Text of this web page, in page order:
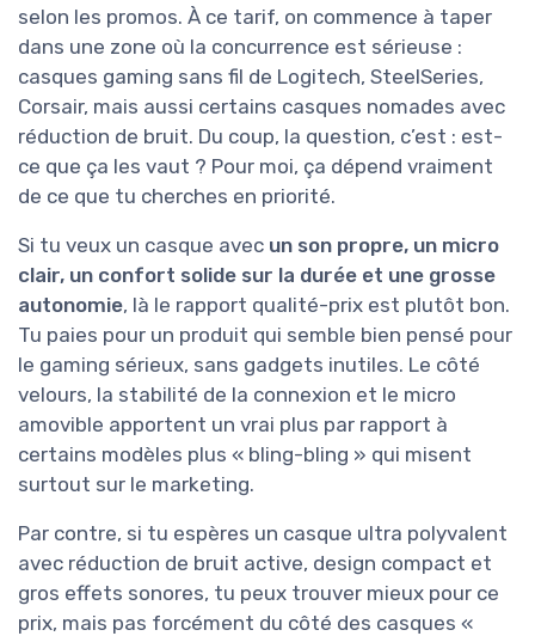
selon les promos. À ce tarif, on commence à taper
dans une zone où la concurrence est sérieuse :
casques gaming sans fil de Logitech, SteelSeries,
Corsair, mais aussi certains casques nomades avec
réduction de bruit. Du coup, la question, c’est : est-
ce que ça les vaut ? Pour moi, ça dépend vraiment
de ce que tu cherches en priorité.
Si tu veux un casque avec un son propre, un micro
clair, un confort solide sur la durée et une grosse
autonomie, là le rapport qualité-prix est plutôt bon.
Tu paies pour un produit qui semble bien pensé pour
le gaming sérieux, sans gadgets inutiles. Le côté
velours, la stabilité de la connexion et le micro
amovible apportent un vrai plus par rapport à
certains modèles plus « bling-bling » qui misent
surtout sur le marketing.
Par contre, si tu espères un casque ultra polyvalent
avec réduction de bruit active, design compact et
gros effets sonores, tu peux trouver mieux pour ce
prix, mais pas forcément du côté des casques «